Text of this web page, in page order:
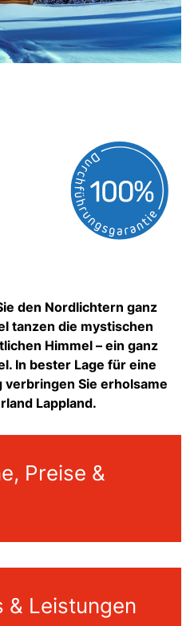
den Nordlichtern ganz
tanzen die mystischen
Himmel – ein ganz
In bester Lage für eine
Sie erholsame
Lappland.
Preise &
& Leistungen